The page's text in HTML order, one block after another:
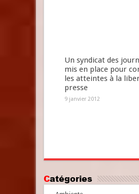
Un syndicat des
mis en place pour
les atteintes à la
presse
9 janvier 2012
Catégories